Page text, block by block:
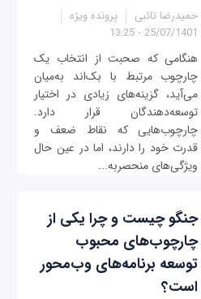
حمیدرضا تائبی
پرونده ویژه
25/07/1401 - 13:25
هنگامی که صحبت از انتخاب یک
چارچوب مرتبط با بک‌اند به‌میان
می‌آید، گزینه‌های زیادی در اختیار
توسعه‌دهندگان قرار دارد.
چارچوب‌هایی که نقاط ضعف و
قدرت خود را دارند، اما در عین حال
ویژگی‌های منحصربه‌...
جنگو چیست و چرا یکی از
چارچوب‌های محبوب
توسعه برنامه‌های وب‌محور
است؟